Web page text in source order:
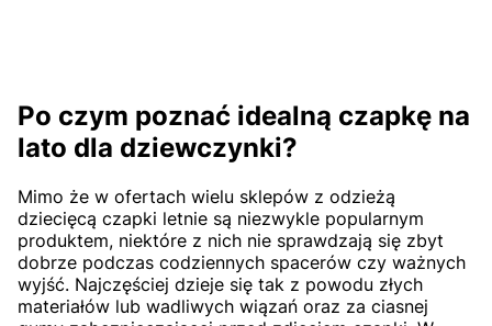
Po czym poznać idealną czapkę na
lato dla dziewczynki?
Mimo że w ofertach wielu sklepów z odzieżą
dziecięcą czapki letnie są niezwykle popularnym
produktem, niektóre z nich nie sprawdzają się zbyt
dobrze podczas codziennych spacerów czy ważnych
wyjść. Najczęściej dzieje się tak z powodu złych
materiałów lub wadliwych wiązań oraz za ciasnej